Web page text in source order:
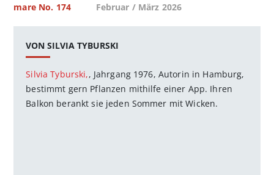
mare No. 174 Februar / März 2026
VON SILVIA TYBURSKI
Silvia Tyburski,, Jahrgang 1976, Autorin in Hamburg,
bestimmt gern Pflanzen mithilfe einer App. Ihren
Balkon berankt sie jeden Sommer mit Wicken.